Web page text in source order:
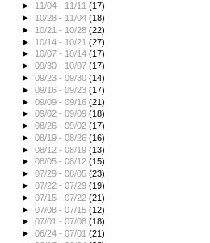
► 11/04 - 11/11(17)
► 10/28 - 11/04(18)
► 10/21 - 10/28(22)
► 10/14 - 10/21(27)
► 10/07 - 10/14(17)
►09/30 - 10/07(17)
►09/23 - 09/30(14)
►09/16 - 09/23(17)
►09/09 - 09/16(21)
►09/02 - 09/09(18)
►08/26 - 09/02(17)
►08/19 - 08/26(16)
►08/12 - 08/19(13)
►08/05 - 08/12(15)
►07/29 - 08/05(23)
►07/22 - 07/29(19)
►07/15 - 07/22(21)
►07/08 - 07/15(12)
►07/01 - 07/08(18)
►06/24 - 07/01(21)